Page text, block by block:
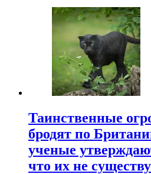
Таинственные
бродят по
ученые
что их не